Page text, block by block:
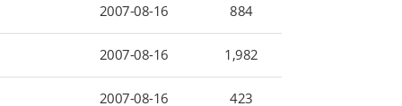
2007-08-16 884
2007-08-16 1,982
2007-08-16 423